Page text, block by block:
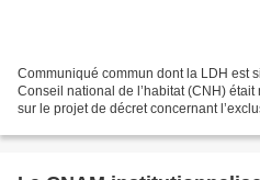
Communiqué commun dont la LDH est
Conseil national de l’habitat (CNH)
sur le projet de décret concernant